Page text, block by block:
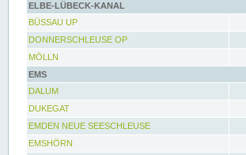
ELBE-LÜBECK-KANAL
BÜSSAU UP
DONNERSCHLEUSE OP
MÖLLN
EMS
DALUM
DUKEGAT
EMDEN NEUE SEESCHLEUSE
EMSHÖRN